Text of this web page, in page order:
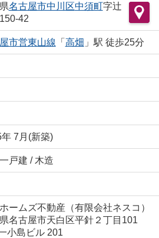
名古屋市中川区中須町字辻
42
市営東山線 「 高畑 」駅 徒歩25分
7月(新築)
戸建 / 木造
ームズ不動産（有限会社ネスコ）
名古屋市天白区平針２丁目101
小島ビル 201